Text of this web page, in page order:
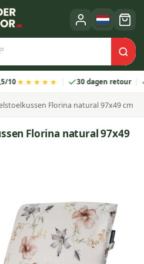
30 dagen retour 2
Florina natural 97x49 cm
Florina natural 97x49